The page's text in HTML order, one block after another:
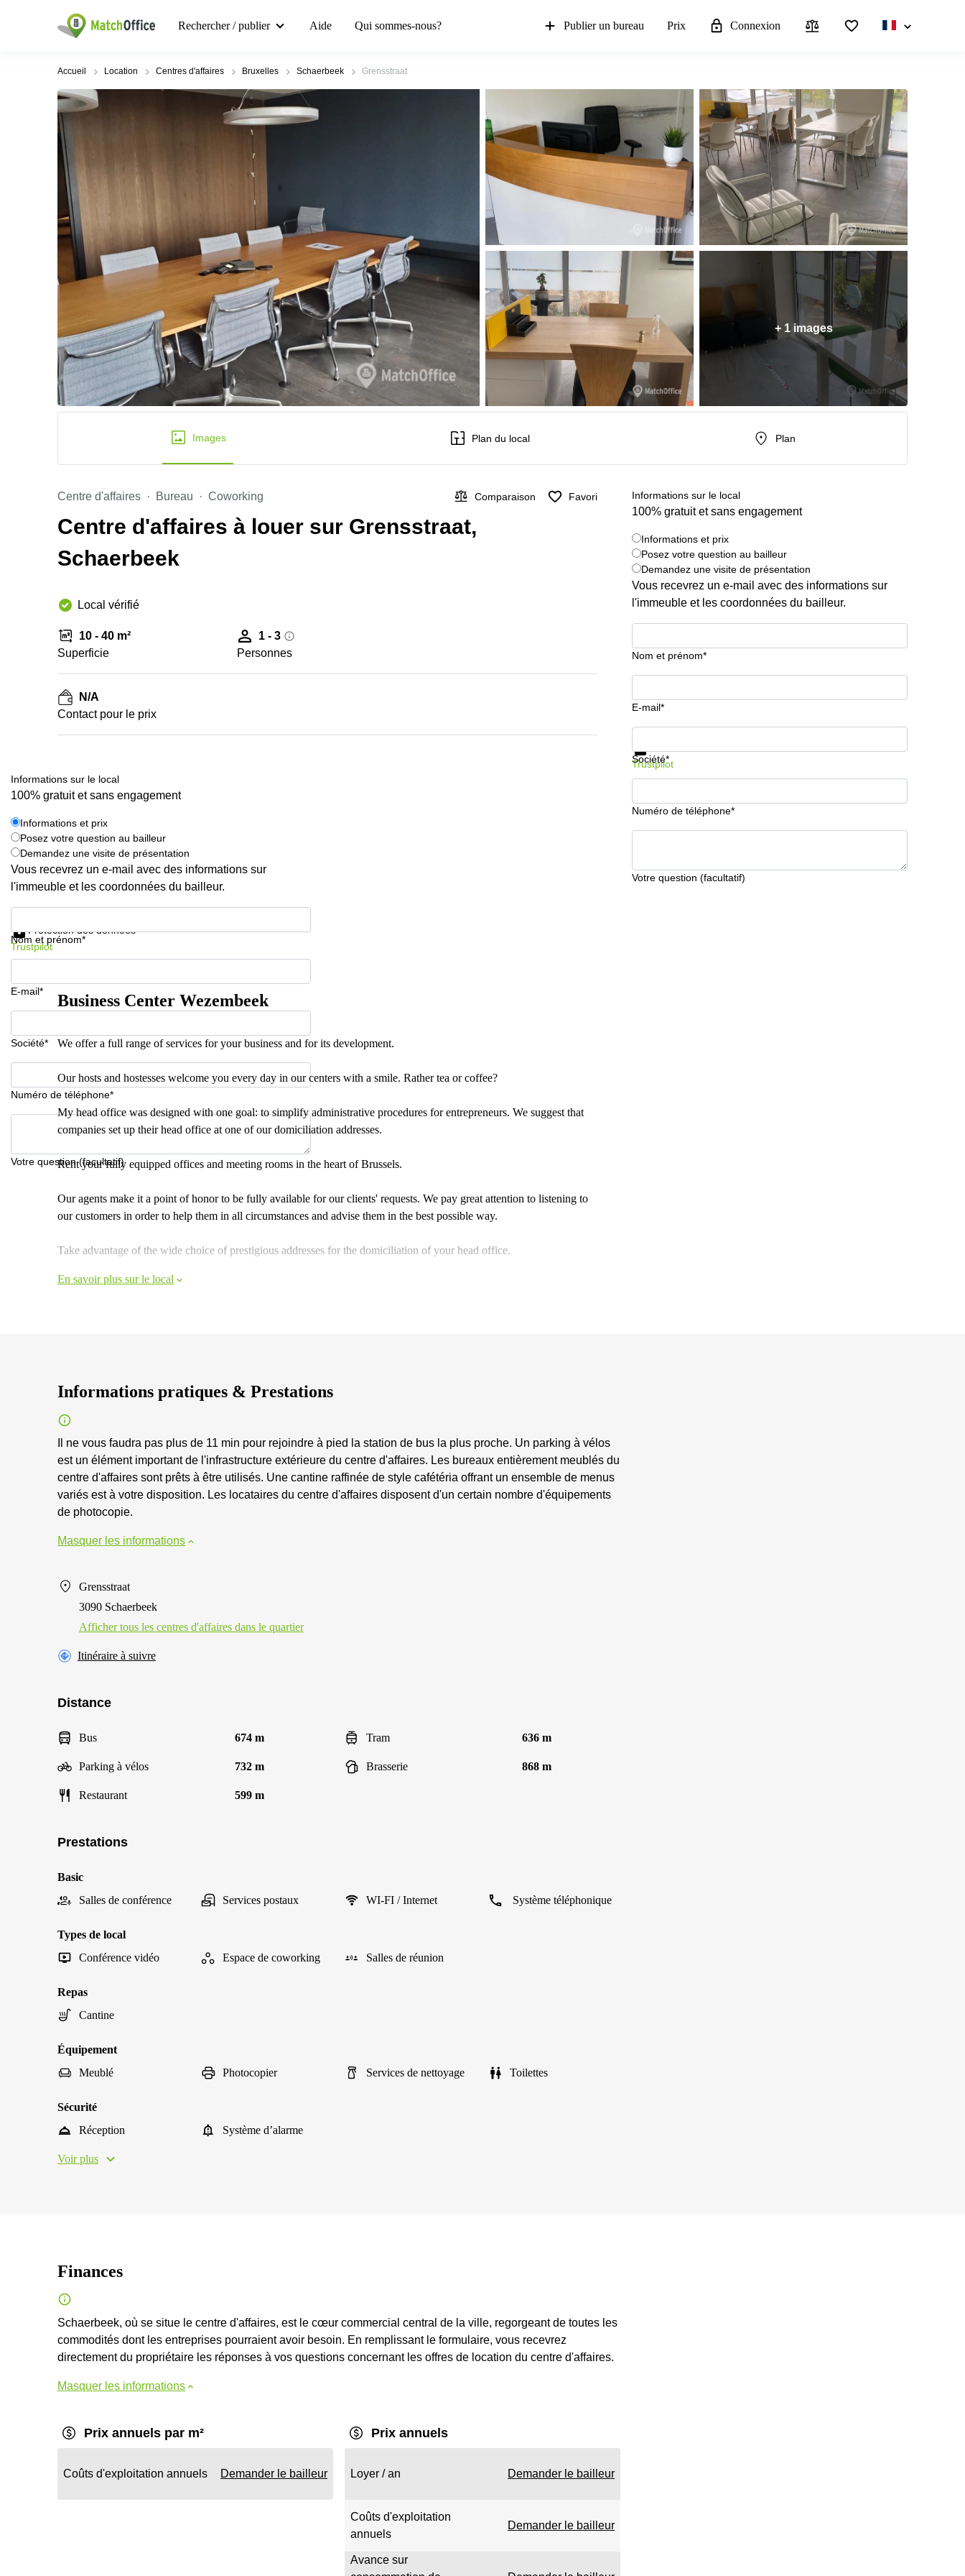
Rechercher / publier Aide Qui sommes-nous? Publier un bureau Prix Connexion
Accueil Location Centres d'affaires Bruxelles Schaerbeek Grensstraat
+ 1 images
Images Plan du local Plan
Centre d'affaires Bureau Coworking Comparaison Favori
Centre d'affaires à louer sur Grensstraat,
Schaerbeek
Local vérifié
10 - 40 m²
Superficie
1 - 3
Personnes
N/A
Contact pour le prix
Informations sur le local
100% gratuit et sans engagement
Informations et prix
Posez votre question au bailleur
Demandez une visite de présentation
Vous recevrez un e-mail avec des informations sur
l'immeuble et les coordonnées du bailleur.
Nom et prénom*
E-mail*
Société*
Numéro de téléphone*
Votre question (facultatif)
Informations et prix
Trustpilot
Informations sur le local
100% gratuit et sans engagement
Informations et prix
Posez votre question au bailleur
Demandez une visite de présentation
Vous recevrez un e-mail avec des informations sur
l'immeuble et les coordonnées du bailleur.
Nom et prénom*
E-mail*
Société*
Numéro de téléphone*
Votre question (facultatif)
Protection des données
Trustpilot
Business Center Wezembeek
We offer a full range of services for your business and for its development.
Our hosts and hostesses welcome you every day in our centers with a smile. Rather tea or coffee?
My head office was designed with one goal: to simplify administrative procedures for entrepreneurs. We suggest that
companies set up their head office at one of our domiciliation addresses.
Rent your fully equipped offices and meeting rooms in the heart of Brussels.
Our agents make it a point of honor to be fully available for our clients' requests. We pay great attention to listening to
our customers in order to help them in all circumstances and advise them in the best possible way.
Take advantage of the wide choice of prestigious addresses for the domiciliation of your head office.
En savoir plus sur le local
Informations pratiques & Prestations
Il ne vous faudra pas plus de 11 min pour rejoindre à pied la station de bus la plus proche. Un parking à vélos
est un élément important de l'infrastructure extérieure du centre d'affaires. Les bureaux entièrement meublés du
centre d'affaires sont prêts à être utilisés. Une cantine raffinée de style cafétéria offrant un ensemble de menus
variés est à votre disposition. Les locataires du centre d'affaires disposent d'un certain nombre d'équipements
de photocopie.
Masquer les informations
Grensstraat
3090 Schaerbeek
Afficher tous les centres d'affaires dans le quartier
Itinéraire à suivre
Distance
Bus 674 m Tram 636 m
Parking à vélos 732 m Brasserie 868 m
Restaurant 599 m
Prestations
Basic
Salles de conférence
Services postaux WI-FI / Internet Système téléphonique
Types de local
Conférence vidéo
Espace de coworking Salles de réunion
Repas
Cantine
Équipement
Meublé
Photocopier Services de nettoyage Toilettes
Sécurité
Réception
Système d’alarme
Voir plus
Finances
Schaerbeek, où se situe le centre d'affaires, est le cœur commercial central de la ville, regorgeant de toutes les
commodités dont les entreprises pourraient avoir besoin. En remplissant le formulaire, vous recevrez
directement du propriétaire les réponses à vos questions concernant les offres de location du centre d'affaires.
Masquer les informations
Prix annuels par m²
Coûts d'exploitation annuels Demander le bailleur
Prix annuels
Loyer / an Demander le bailleur
Coûts d'exploitation
annuels
Demander le bailleur
Avance sur